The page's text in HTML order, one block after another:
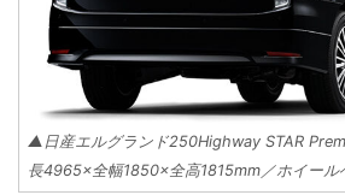
▲日産エルグランド250Highway STAR
長4965×全幅1850×全高1815mm／ホイー